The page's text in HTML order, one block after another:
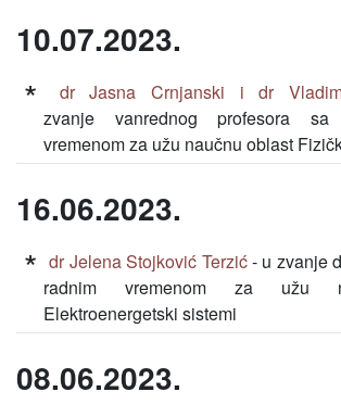
10.07.2023.
dr Jasna Crnjanski i dr
zvanje vanrednog profesora
vremenom za užu naučnu oblast
16.06.2023.
dr Jelena Stojković Terzić- u zvanje
radnim vremenom za užu
Elektroenergetski sistemi
08.06.2023.